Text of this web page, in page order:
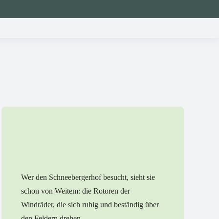
Wer den Schneebergerhof besucht, sieht sie
schon von Weitem: die Rotoren der
Windräder, die sich ruhig und beständig über